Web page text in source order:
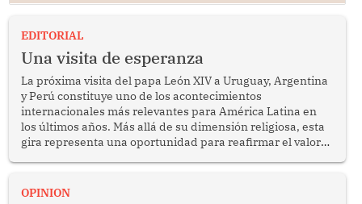
EDITORIAL
Una visita de esperanza
La próxima visita del papa León XIV a Uruguay, Argentina
y Perú constituye uno de los acontecimientos
internacionales más relevantes para América Latina en
los últimos años. Más allá de su dimensión religiosa, esta
gira representa una oportunidad para reafirmar el valor
enfrenta desafíos en materia de desarrollo, cohesión
OPINION